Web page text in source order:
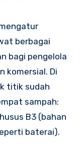
berbagai
bagi pengelola
komersial. Di
titik sudah
sampah:
B3 (bahan
baterai).